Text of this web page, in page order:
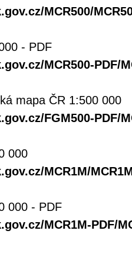
MCR500/
- PDF
MCR500-PDF/
mapa ČR 1:500 000
FGM500-PDF/
000
MCR1M/
000 - PDF
MCR1M-PDF/